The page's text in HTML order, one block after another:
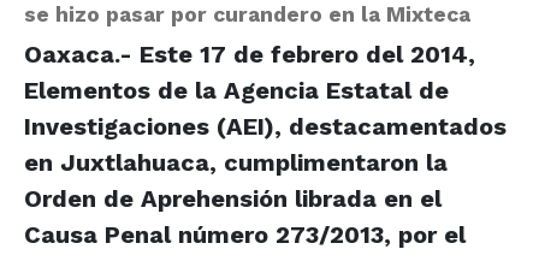
se hizo pasar por curandero en la Mixteca
Oaxaca.- Este 17 de febrero del 2014,
Elementos de la Agencia Estatal de
Investigaciones (AEI), destacamentados
en Juxtlahuaca, cumplimentaron la
Orden de Aprehensión librada en el
Causa Penal número 273/2013, por el